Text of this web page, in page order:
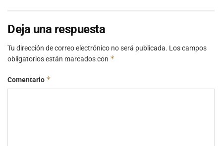
Deja una respuesta
Tu dirección de correo electrónico no será publicada. Los campos
obligatorios están marcados con *
Comentario *